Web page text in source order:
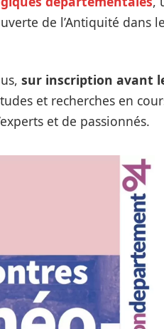
de l’Antiquité dans
sur inscription avant
et recherches en
et de passionnés.